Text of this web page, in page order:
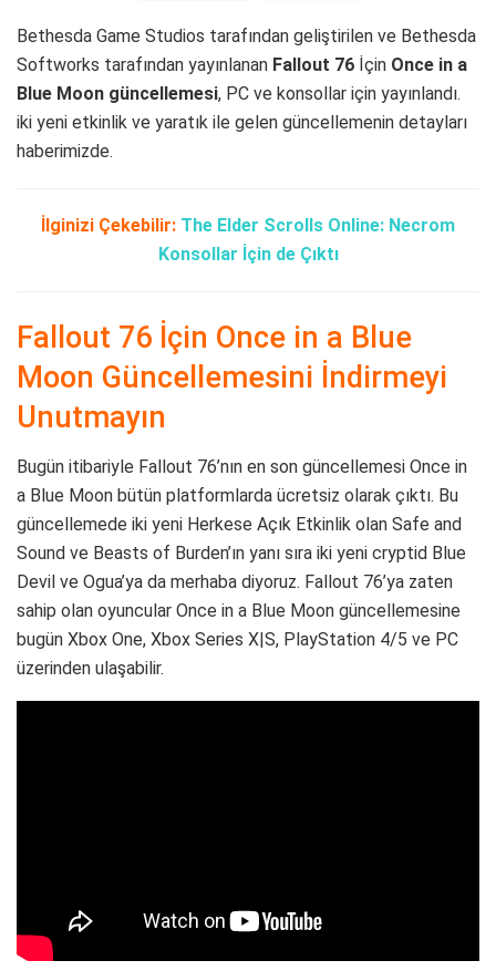
Bethesda Game Studios tarafından geliştirilen ve Bethesda
Softworks tarafından yayınlanan Fallout 76 İçin Once in a
Blue Moon güncellemesi, PC ve konsollar için yayınlandı.
iki yeni etkinlik ve yaratık ile gelen güncellemenin detayları
haberimizde.
İlginizi Çekebilir: The Elder Scrolls Online: Necrom
Konsollar İçin de Çıktı
Fallout 76 İçin Once in a Blue
Moon Güncellemesini İndirmeyi
Unutmayın
Bugün itibariyle Fallout 76’nın en son güncellemesi Once in
a Blue Moon bütün platformlarda ücretsiz olarak çıktı. Bu
güncellemede iki yeni Herkese Açık Etkinlik olan Safe and
Sound ve Beasts of Burden’ın yanı sıra iki yeni cryptid Blue
Devil ve Ogua’ya da merhaba diyoruz. Fallout 76’ya zaten
sahip olan oyuncular Once in a Blue Moon güncellemesine
bugün Xbox One, Xbox Series X|S, PlayStation 4/5 ve PC
üzerinden ulaşabilir.